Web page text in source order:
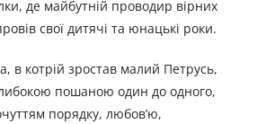
де майбутній проводир вірних
свої дитячі та юнацькі роки.
в котрій зростав малий Петрусь,
пошаною один до однoго,
порядку, любов’ю,